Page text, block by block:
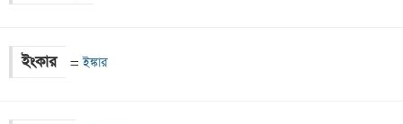
ইংকার = ইঙ্কার